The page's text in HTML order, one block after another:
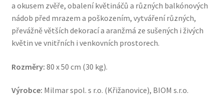
a okusem zvěře, obalení květináčů a různých balkónových
nádob před mrazem a poškozením, vytváření různých,
převážně větších dekorací a aranžmá ze sušených i živých
květin ve vnitřních i venkovních prostorech.
Rozměry: 80 x 50 cm (30 kg).
Výrobce: Milmar spol. s r.o. (Křižanovice), BIOM s.r.o.